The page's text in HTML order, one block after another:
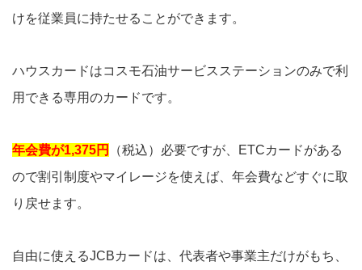
けを従業員に持たせることができます。
ハウスカードはコスモ石油サービスステーションのみで利
用できる専用のカードです。
年会費が1,375円
（税込）必要ですが、ETCカードがある
ので割引制度やマイレージを使えば、年会費などすぐに取
り戻せます。
自由に使えるJCBカードは、代表者や事業主だけがもち、